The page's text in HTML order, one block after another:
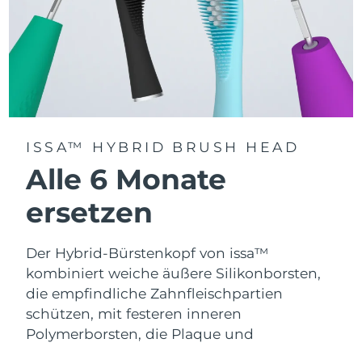
ISSA™ HYBRID BRUSH HEAD
Alle 6 Monate
ersetzen
Der Hybrid-Bürstenkopf von issa™
kombiniert weiche äußere Silikonborsten,
die empfindliche Zahnfleischpartien
schützen, mit festeren inneren
Polymerborsten, die Plaque und